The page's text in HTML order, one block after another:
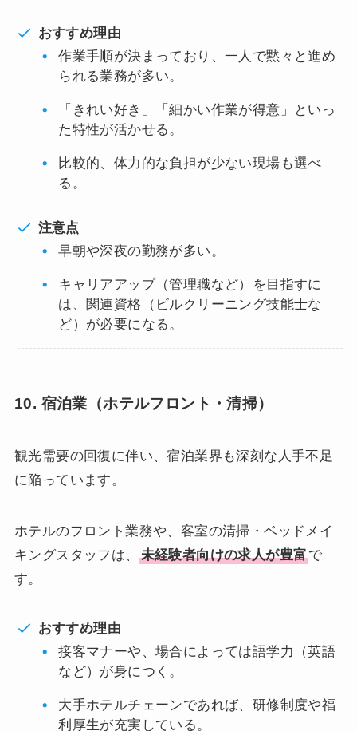
おすすめ理由
作業手順が決まっており、一人で黙々と進め
られる業務が多い。
「きれい好き」「細かい作業が得意」といっ
た特性が活かせる。
比較的、体力的な負担が少ない現場も選べ
る。
注意点
早朝や深夜の勤務が多い。
キャリアアップ（管理職など）を目指すに
は、関連資格（ビルクリーニング技能士な
ど）が必要になる。
10. 宿泊業（ホテルフロント・清掃）
観光需要の回復に伴い、宿泊業界も深刻な人手不足
に陥っています。
ホテルのフロント業務や、客室の清掃・ベッドメイ
キングスタッフは、
未経験者向けの求人が豊富で
す。
おすすめ理由
接客マナーや、場合によっては語学力（英語
など）が身につく。
大手ホテルチェーンであれば、研修制度や福
利厚生が充実している。